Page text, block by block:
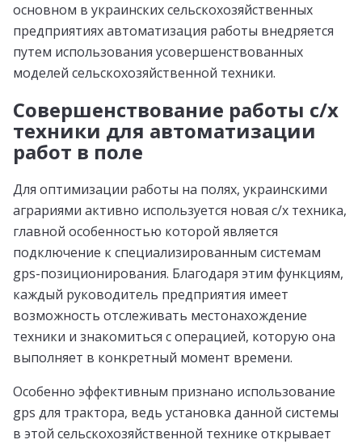
основном в украинских сельскохозяйственных
предприятиях автоматизация работы внедряется
путем использования усовершенствованных
моделей сельскохозяйственной техники.
Совершенствование работы с/х
техники для автоматизации
работ в поле
Для оптимизации работы на полях, украинскими
аграриями активно используется новая с/х техника,
главной особенностью которой является
подключение к специализированным системам
gps-позиционирования. Благодаря этим функциям,
каждый руководитель предприятия имеет
возможность отслеживать местонахождение
техники и знакомиться с операцией, которую она
выполняет в конкретный момент времени.
Особенно эффективным признано использование
gps для трактора, ведь установка данной системы
в этой сельскохозяйственной технике открывает